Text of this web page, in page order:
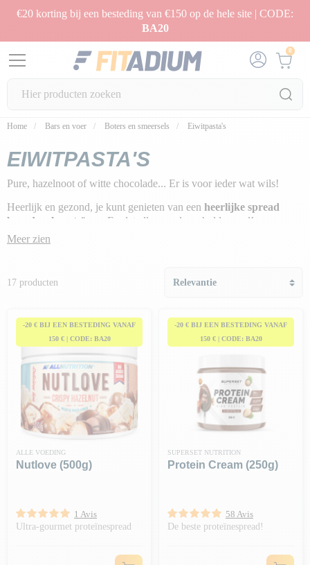
€20 korting bij een besteding van €150 op de hele site | CODE:
BA20
0
Home Bars en voer Boters en smeersels Eiwitpasta's
EIWITPASTA'S
Pure, hazelnoot of witte chocolade... Er is voor ieder wat wils!
Heerlijk en gezond, je kunt genieten van een heerlijke spread
boordevol proteïnen
. En dat alles zonder schuldgevoel!
Ideaal voor
Meer zien
17 producten
-20 € BIJ EEN BESTEDING VANAF
150 € | CODE: BA20
ALLE VOEDING
Nutlove (500g)
1 Avis
Ultra-gourmet proteïnespread
-20 € BIJ EEN BESTEDING VANAF
150 € | CODE: BA20
SUPERSET NUTRITION
Protein Cream (250g)
58 Avis
De beste proteïnespread!